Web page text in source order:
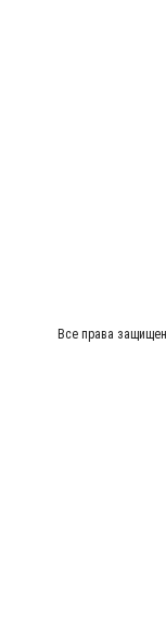
Все права